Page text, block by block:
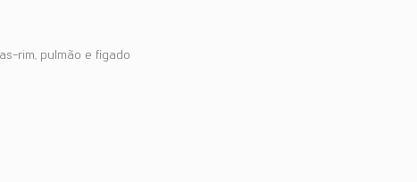
rim, pulmão e fígado